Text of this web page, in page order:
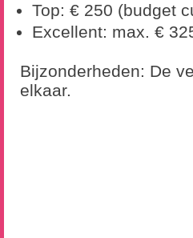
Top: € 250 (budget
Excellent: max. €
Bijzonderheden: De
elkaar.